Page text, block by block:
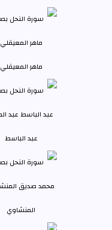
ماهر المعيقلي
عبد الباسط
المنشاوي